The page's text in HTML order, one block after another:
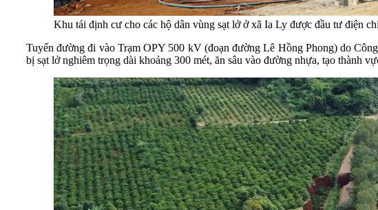
Khu tái định cư cho các hộ dân vùng sạt lở ở xã Ia Ly được đầu tư điện
Tuyến đường đi vào Trạm OPY 500 kV (đoạn đường Lê Hồng Phong) do
bị sạt lở nghiêm trọng dài khoảng 300 mét, ăn sâu vào đường nhựa, tạo thành